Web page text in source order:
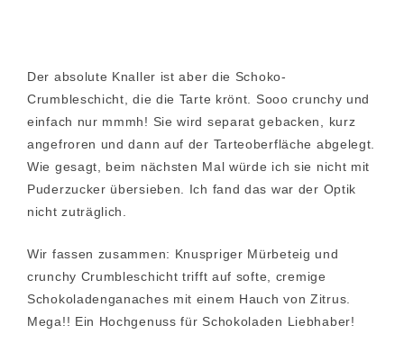
Der absolute Knaller ist aber die Schoko-
Crumbleschicht, die die Tarte krönt. Sooo crunchy und
einfach nur mmmh! Sie wird separat gebacken, kurz
angefroren und dann auf der Tarteoberfläche abgelegt.
Wie gesagt, beim nächsten Mal würde ich sie nicht mit
Puderzucker übersieben. Ich fand das war der Optik
nicht zuträglich.
Wir fassen zusammen: Knuspriger Mürbeteig und
crunchy Crumbleschicht trifft auf softe, cremige
Schokoladenganaches mit einem Hauch von Zitrus.
Mega!! Ein Hochgenuss für Schokoladen Liebhaber!